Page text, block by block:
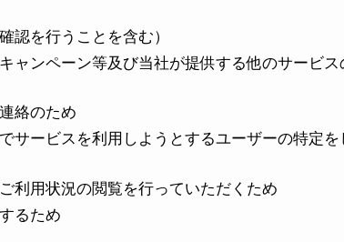
認を行うことを含む）
ャンペーン等及び当社が提供する他のサービス
絡のため
サービスを利用しようとするユーザーの特定を
利用状況の閲覧を行っていただくため
るため